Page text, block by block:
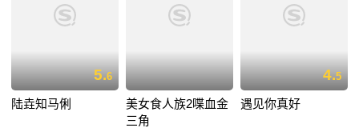
5.6
陆垚知马俐
美女食人族2喋血金
三角
4.5
遇见你真好